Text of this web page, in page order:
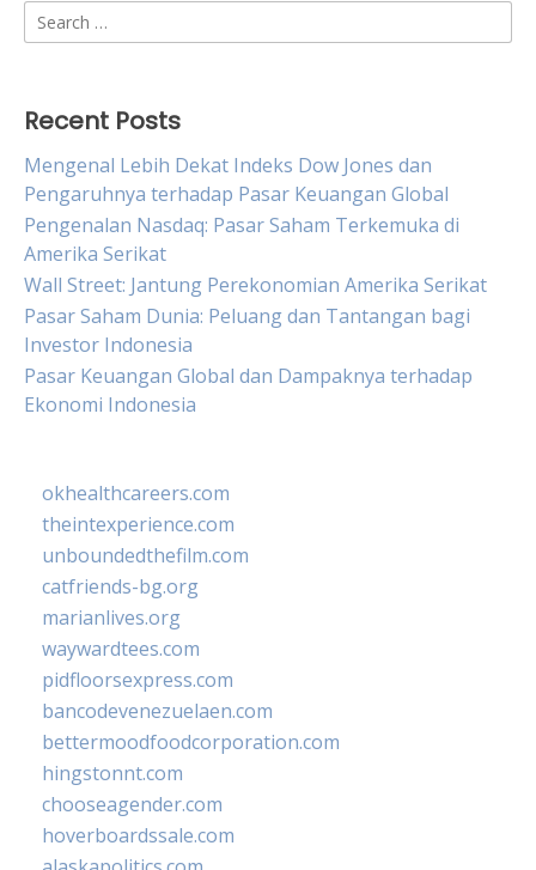
Search
for:
Recent Posts
Mengenal Lebih Dekat Indeks Dow Jones dan
Pengaruhnya terhadap Pasar Keuangan Global
Pengenalan Nasdaq: Pasar Saham Terkemuka di
Amerika Serikat
Wall Street: Jantung Perekonomian Amerika Serikat
Pasar Saham Dunia: Peluang dan Tantangan bagi
Investor Indonesia
Pasar Keuangan Global dan Dampaknya terhadap
Ekonomi Indonesia
okhealthcareers.com
theintexperience.com
unboundedthefilm.com
catfriends-bg.org
marianlives.org
waywardtees.com
pidfloorsexpress.com
bancodevenezuelaen.com
bettermoodfoodcorporation.com
hingstonnt.com
chooseagender.com
hoverboardssale.com